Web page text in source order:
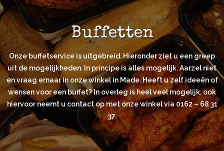
Buffetten
Onzebuffetservice is uitgebreid. Hieronder ziet u een greep
uit de mogelijkheden. In principe is alles mogelijk. Aarzel niet
en vraag ernaar in onze winkel in Made. Heeft u zelf ideeën of
wensen voor een buffet? In overleg is heel veel mogelijk, ook
hiervoor neemt u contact op met onze winkel via 0162 – 68 31
37.